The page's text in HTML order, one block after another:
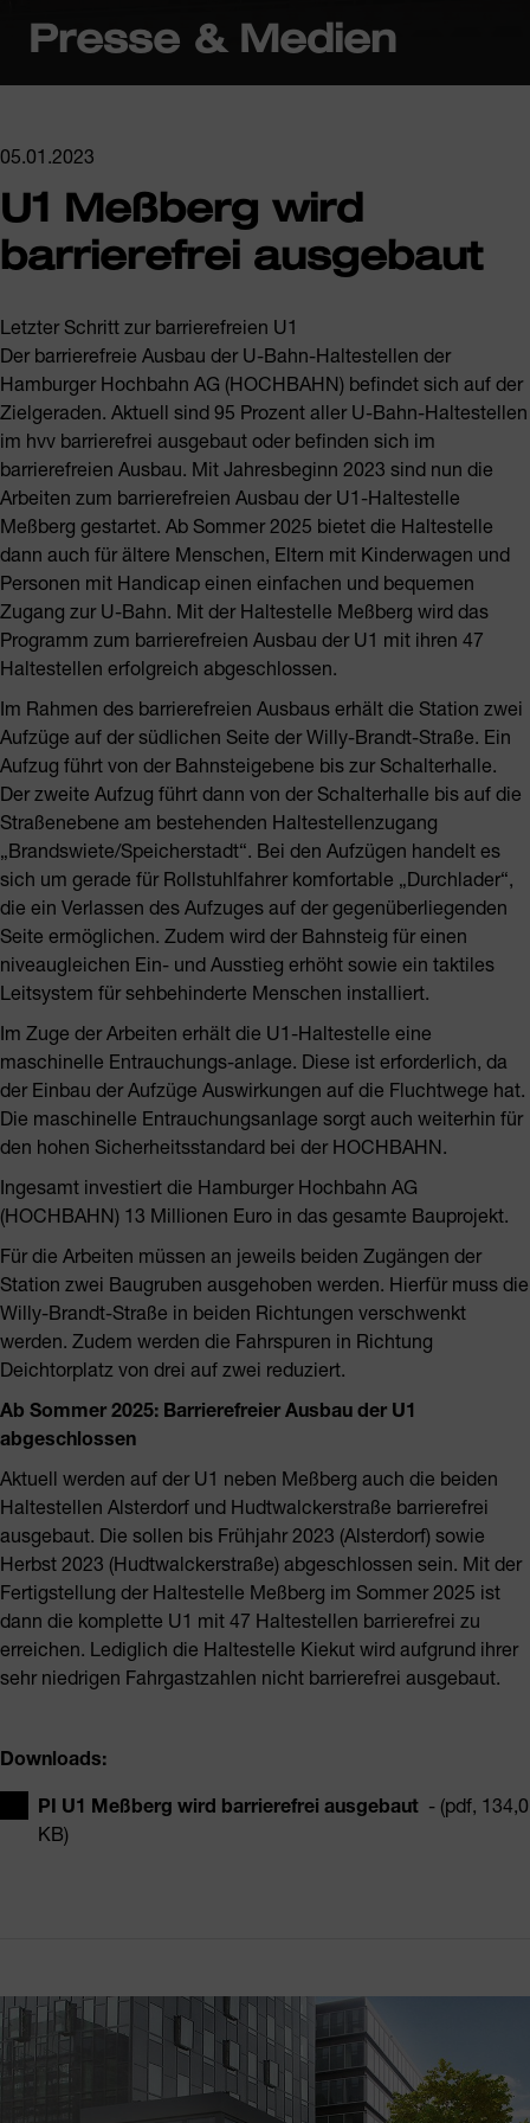
Presse & Medien
05.01.2023
U1 Meßberg wird
barrierefrei ausgebaut
Letzter Schritt zur barrierefreien U1
Der barrierefreie Ausbau der U-Bahn-Haltestellen der
Hamburger Hochbahn AG (HOCHBAHN) befindet sich auf der
Zielgeraden. Aktuell sind 95 Prozent aller U-Bahn-Haltestellen
im hvv barrierefrei ausgebaut oder befinden sich im
barrierefreien Ausbau. Mit Jahresbeginn 2023 sind nun die
Arbeiten zum barrierefreien Ausbau der U1-Haltestelle
Meßberg gestartet. Ab Sommer 2025 bietet die Haltestelle
dann auch für ältere Menschen, Eltern mit Kinderwagen und
Personen mit Handicap einen einfachen und bequemen
Zugang zur U-Bahn. Mit der Haltestelle Meßberg wird das
Programm zum barrierefreien Ausbau der U1 mit ihren 47
Haltestellen erfolgreich abgeschlossen.
Im Rahmen des barrierefreien Ausbaus erhält die Station zwei
Aufzüge auf der südlichen Seite der Willy-Brandt-Straße. Ein
Aufzug führt von der Bahnsteigebene bis zur Schalterhalle.
Der zweite Aufzug führt dann von der Schalterhalle bis auf die
Straßenebene am bestehenden Haltestellenzugang
„Brandswiete/Speicherstadt“. Bei den Aufzügen handelt es
sich um gerade für Rollstuhlfahrer komfortable „Durchlader“,
die ein Verlassen des Aufzuges auf der gegenüberliegenden
Seite ermöglichen. Zudem wird der Bahnsteig für einen
niveaugleichen Ein- und Ausstieg erhöht sowie ein taktiles
Leitsystem für sehbehinderte Menschen installiert.
Im Zuge der Arbeiten erhält die U1-Haltestelle eine
maschinelle Entrauchungs-anlage. Diese ist erforderlich, da
der Einbau der Aufzüge Auswirkungen auf die Fluchtwege hat.
Die maschinelle Entrauchungsanlage sorgt auch weiterhin für
den hohen Sicherheitsstandard bei der HOCHBAHN.
Ingesamt investiert die Hamburger Hochbahn AG
(HOCHBAHN) 13 Millionen Euro in das gesamte Bauprojekt.
Für die Arbeiten müssen an jeweils beiden Zugängen der
Station zwei Baugruben ausgehoben werden. Hierfür muss die
Willy-Brandt-Straße in beiden Richtungen verschwenkt
werden. Zudem werden die Fahrspuren in Richtung
Deichtorplatz von drei auf zwei reduziert.
Ab Sommer 2025: Barrierefreier Ausbau der U1
abgeschlossen
Aktuell werden auf der U1 neben Meßberg auch die beiden
Haltestellen Alsterdorf und Hudtwalckerstraße barrierefrei
ausgebaut. Die sollen bis Frühjahr 2023 (Alsterdorf) sowie
Herbst 2023 (Hudtwalckerstraße) abgeschlossen sein. Mit der
Fertigstellung der Haltestelle Meßberg im Sommer 2025 ist
dann die komplette U1 mit 47 Haltestellen barrierefrei zu
erreichen. Lediglich die Haltestelle Kiekut wird aufgrund ihrer
sehr niedrigen Fahrgastzahlen nicht barrierefrei ausgebaut.
Downloads:
PI U1 Meßberg wird barrierefrei ausgebaut - (pdf, 134,0
KB)